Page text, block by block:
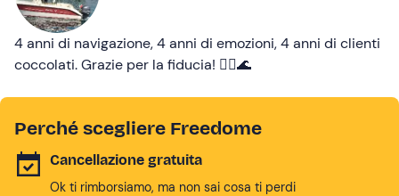
4 anni di navigazione, 4 anni di emozioni, 4 anni di clienti
coccolati. Grazie per la fiducia! 🚣‍♀️🌊
Perché scegliere Freedome
Cancellazione gratuita
Ok ti rimborsiamo, ma non sai cosa ti perdi